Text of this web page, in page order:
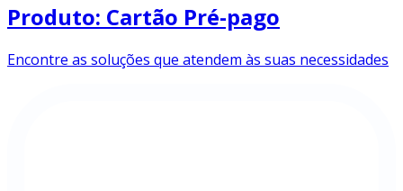
Produto: Cartão Pré-pago
Encontre as soluções que atendem às suas necessidades